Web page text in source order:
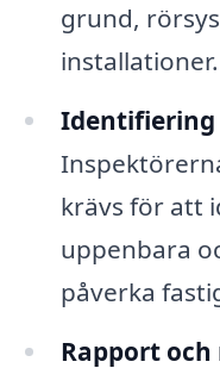
grund,
installationer.
Identifiering
krävs för att
uppenbara
påverka
Rapport